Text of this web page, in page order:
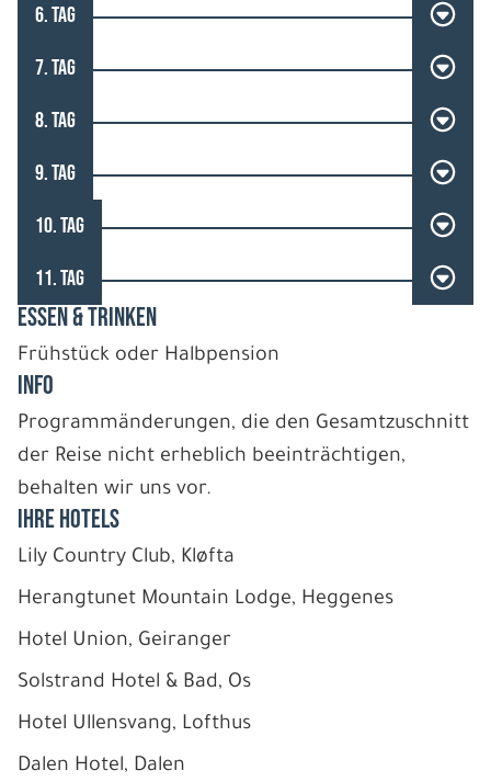
6. TAG
7. TAG
8. TAG
9. TAG
10. TAG
11. TAG
ESSEN & TRINKEN
Frühstück oder Halbpension
INFO
Programmänderungen, die den Gesamtzuschnitt
der Reise nicht erheblich beeinträchtigen,
behalten wir uns vor.
IHRE HOTELS
Lily Country Club, Kløfta
Herangtunet Mountain Lodge, Heggenes
Hotel Union, Geiranger
Solstrand Hotel & Bad, Os
Hotel Ullensvang, Lofthus
Dalen Hotel, Dalen